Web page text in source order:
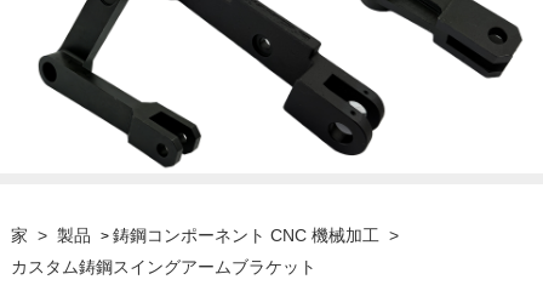
家 > 製品 > 鋳鋼コンポーネント CNC 機械加工 >
カスタム鋳鋼スイングアームブラケット